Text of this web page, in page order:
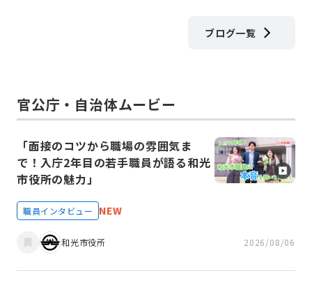
ブログ一覧
官公庁・自治体ムービー
「面接のコツから職場の雰囲気ま
で！入庁2年目の若手職員が語る和光
市役所の魅力」
職員インタビュー NEW
和光市役所 2026/08/06